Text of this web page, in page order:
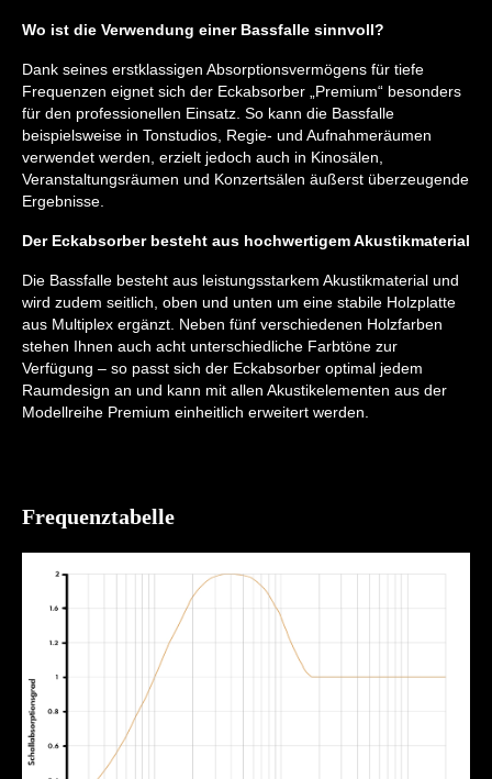
Wo ist die Verwendung einer Bassfalle sinnvoll?
Dank seines erstklassigen Absorptionsvermögens für tiefe
Frequenzen eignet sich der Eckabsorber „Premium“ besonders
für den professionellen Einsatz. So kann die Bassfalle
beispielsweise in Tonstudios, Regie- und Aufnahmeräumen
verwendet werden, erzielt jedoch auch in Kinosälen,
Veranstaltungsräumen und Konzertsälen äußerst überzeugende
Ergebnisse.
Der Eckabsorber besteht aus hochwertigem Akustikmaterial
Die Bassfalle besteht aus leistungsstarkem Akustikmaterial und
wird zudem seitlich, oben und unten um eine stabile Holzplatte
aus Multiplex ergänzt. Neben fünf verschiedenen Holzfarben
stehen Ihnen auch acht unterschiedliche Farbtöne zur
Verfügung – so passt sich der Eckabsorber optimal jedem
Raumdesign an und kann mit allen Akustikelementen aus der
Modellreihe Premium einheitlich erweitert werden.
Frequenztabelle